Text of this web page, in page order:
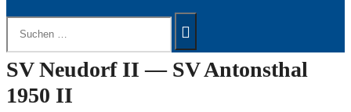
Suchen
nach:
SV Neudorf II — SV Antonsthal
1950 II